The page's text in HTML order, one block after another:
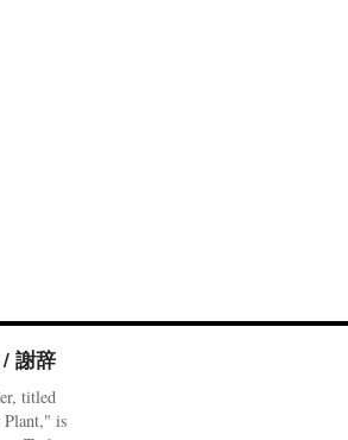
謝辞
titled
Plant," is